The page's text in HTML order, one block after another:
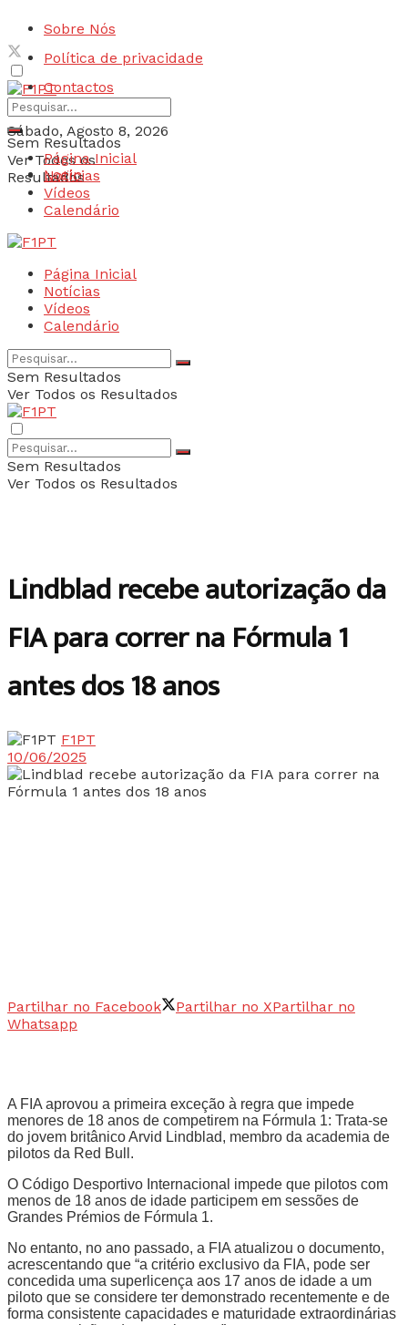
Sobre Nós
Política de privacidade
Contactos
Sábado, Agosto 8, 2026
Login
Sem Resultados
Ver Todos os
Resultados
Página Inicial
Notícias
Vídeos
Calendário
Página Inicial
Notícias
Vídeos
Calendário
Sem Resultados
Ver Todos os Resultados
Sem Resultados
Ver Todos os Resultados
Lindblad recebe autorização da
FIA para correr na Fórmula 1
antes dos 18 anos
F1PT
10/06/2025
Partilhar no Facebook Partilhar no XPartilhar no
Whatsapp
A FIA aprovou a primeira exceção à regra que impede
menores de 18 anos de competirem na Fórmula 1: Trata-se
do jovem britânico Arvid Lindblad, membro da academia de
pilotos da Red Bull.
O Código Desportivo Internacional impede que pilotos com
menos de 18 anos de idade participem em sessões de
Grandes Prémios de Fórmula 1.
No entanto, no ano passado, a FIA atualizou o documento,
acrescentando que “a critério exclusivo da FIA, pode ser
concedida uma superlicença aos 17 anos de idade a um
piloto que se considere ter demonstrado recentemente e de
forma consistente capacidades e maturidade extraordinárias